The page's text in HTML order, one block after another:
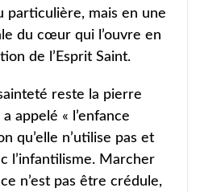
particulière, mais en une
du cœur qui l’ouvre en
de l’Esprit Saint.
reste la pierre
appelé « l’enfance
qu’elle n’utilise pas et
l’infantilisme. Marcher
n’est pas être crédule,